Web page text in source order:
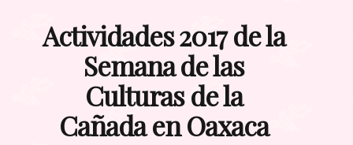
Actividades 2017 de la
Semana de las
Culturas de la
Cañada en Oaxaca